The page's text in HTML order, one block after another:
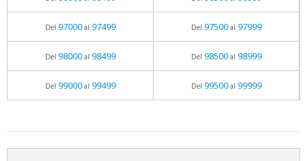
Del 97000al 97499 Del 97500al 97999
Del 98000al 98499 Del 98500al 98999
Del 99000al 99499 Del 99500al 99999